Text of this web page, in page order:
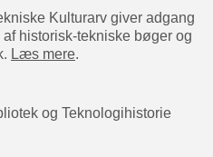
Kulturarv giver adgang
historisk-tekniske bøger og
Læs mere.
og Teknologihistorie